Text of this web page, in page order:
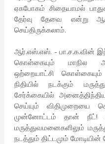
ஏகபோகம் சிதையாமல்
தேர்வு தேவை என்று
செய்திருக்கலாம்.
ஆர்.எஸ்.எஸ். - பா.ச.க.வின்
கொள்கையும் மாநில
ஒற்றையாட்சி
நிதியில் நடக்கும்
சேர்க்கையில்
செய்யும் விதிமுறையை
முன்னோட்டம் தான் நீட்!
மருத்துவமனைகளிலும்
நடத்தும் திட்டமும்